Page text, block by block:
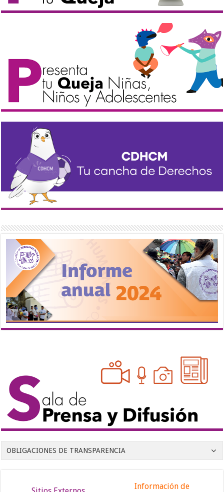
OBLIGACIONES DE TRANSPARENCIA
Información de